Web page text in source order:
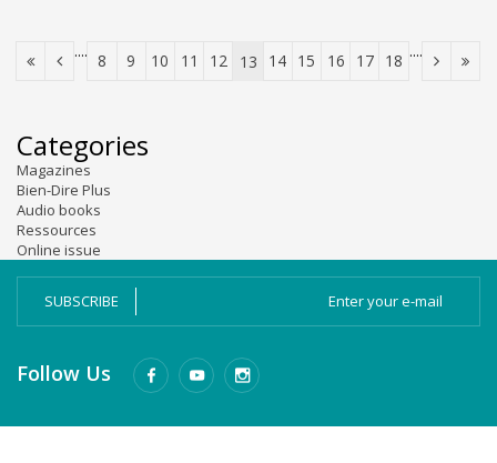
.... 8 9 10 11 12 13 14 15 16 17 18 ....
Categories
Magazines
Bien-Dire Plus
Audio books
Ressources
Online issue
SUBSCRIBE
Follow Us